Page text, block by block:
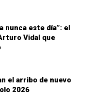
nunca este día”: el
Vidal que
el arribo de nuevo
2026